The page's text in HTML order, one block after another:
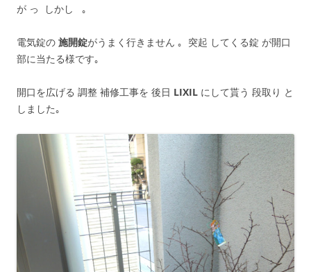
が っ しかし ｡
電気錠の 施開錠がうまく行きません ｡ 突起 してくる錠 が開口
部に当たる様です｡
開口を広げる 調整 補修工事を 後日 LIXIL にして貰う 段取り と
しました｡